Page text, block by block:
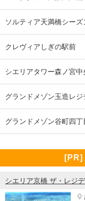
ソルティア天満橋シーズ
クレヴィアしぎの駅前
シエリアタワー森ノ宮中
グランドメゾン玉造レジ
グランドメゾン谷町四丁
[PR]
シエリア京橋 ザ・レジ